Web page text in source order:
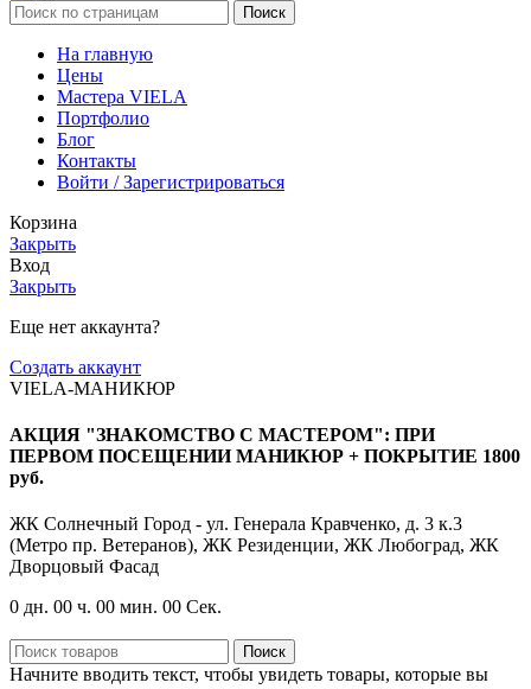
Поиск
На главную
Цены
Мастера VIELA
Портфолио
Блог
Контакты
Войти / Зарегистрироваться
Корзина
Закрыть
Вход
Закрыть
Еще нет аккаунта?
Создать аккаунт
VIELA-МАНИКЮР
АКЦИЯ "ЗНАКОМСТВО С МАСТЕРОМ": ПРИ
ПЕРВОМ ПОСЕЩЕНИИ МАНИКЮР + ПОКРЫТИЕ 1800
руб.
ЖК Солнечный Город - ул. Генерала Кравченко, д. 3 к.3
(Метро пр. Ветеранов), ЖК Резиденции, ЖК Любоград, ЖК
Дворцовый Фасад
0 дн. 00 ч. 00 мин. 00 Сек.
Поиск
Начните вводить текст, чтобы увидеть товары, которые вы